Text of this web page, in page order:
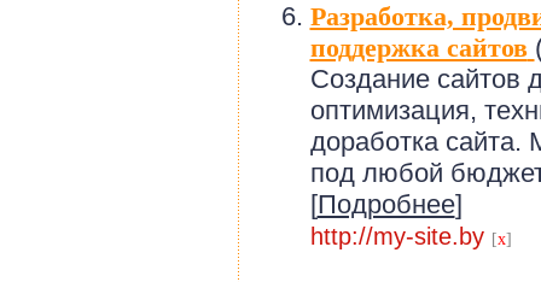
Разработка,
поддержка сайтов
Создание сайтов
оптимизация,
доработка сайта.
под любой
[Подробнее]
http://my-site.by [x]